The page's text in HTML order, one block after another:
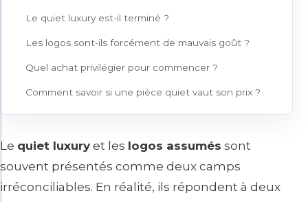
Le quiet luxury est-il terminé ?
Les logos sont-ils forcément de mauvais goût ?
Quel achat privilégier pour commencer ?
Comment savoir si une pièce quiet vaut son prix ?
Le quiet luxury et les logos assumés sont
souvent présentés comme deux camps
irréconciliables. En réalité, ils répondent à deux